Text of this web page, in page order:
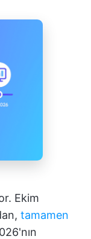
Ekim
tamamen